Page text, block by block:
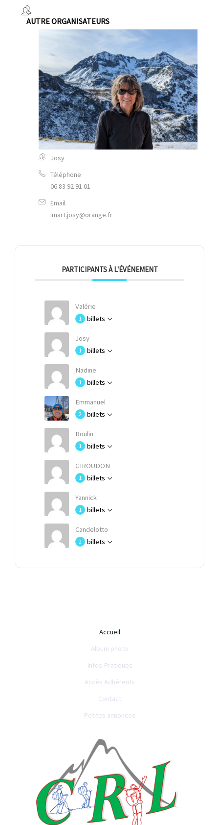
AUTRE ORGANISATEURS
Josy
Téléphone
06 83 92 91 01
Email
imart.josy@orange.fr
PARTICIPANTS À L'ÉVÉNEMENT
Valérie
1 billets
Josy
1 billets
Nadine
1 billets
Emmanuel
2 billets
Roulin
1 billets
GIROUDON
1 billets
Yannick
1 billets
Candelotto
2 billets
Accueil
Album photo
Infos Pratiques
Accès Adhérents
Contact
Petites annonces